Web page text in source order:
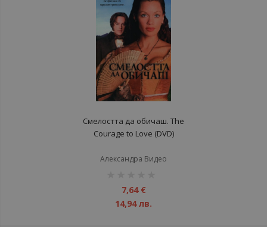
Смелостта да обичаш. The
Courage to Love (DVD)
Александра Видео
7,64 €
14,94 лв.